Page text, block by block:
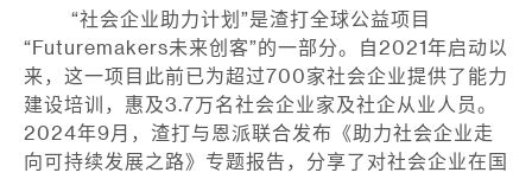
“社会企业助力计划”是渣打全球公益项目
“Futuremakers未来创客”的一部分。自2021年启动以
来，这一项目此前已为超过700家社会企业提供了能力
建设培训，惠及3.7万名社会企业家及社企从业人员。
2024年9月，渣打与恩派联合发布《助力社会企业走
向可持续发展之路》专题报告，分享了对社会企业在国